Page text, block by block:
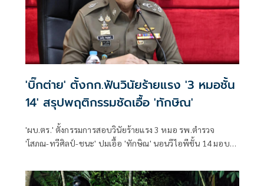
'บิ๊กต่าย' ตั้งกก.ฟันวินัยร้ายแรง '3 หมอชั้น
14' สรุปพฤติกรรมชัดเอื้อ 'ทักษิณ'
'ผบ.ตร.' ตั้งกรรมการสอบวินัยร้ายแรง 3 หมอ รพ.ตำรวจ
'โสภณ-ทวีศิลป์-ชนะ' ปมเอื้อ 'ทักษิณ' นอนวีไอพีชั้น 14 มอบ